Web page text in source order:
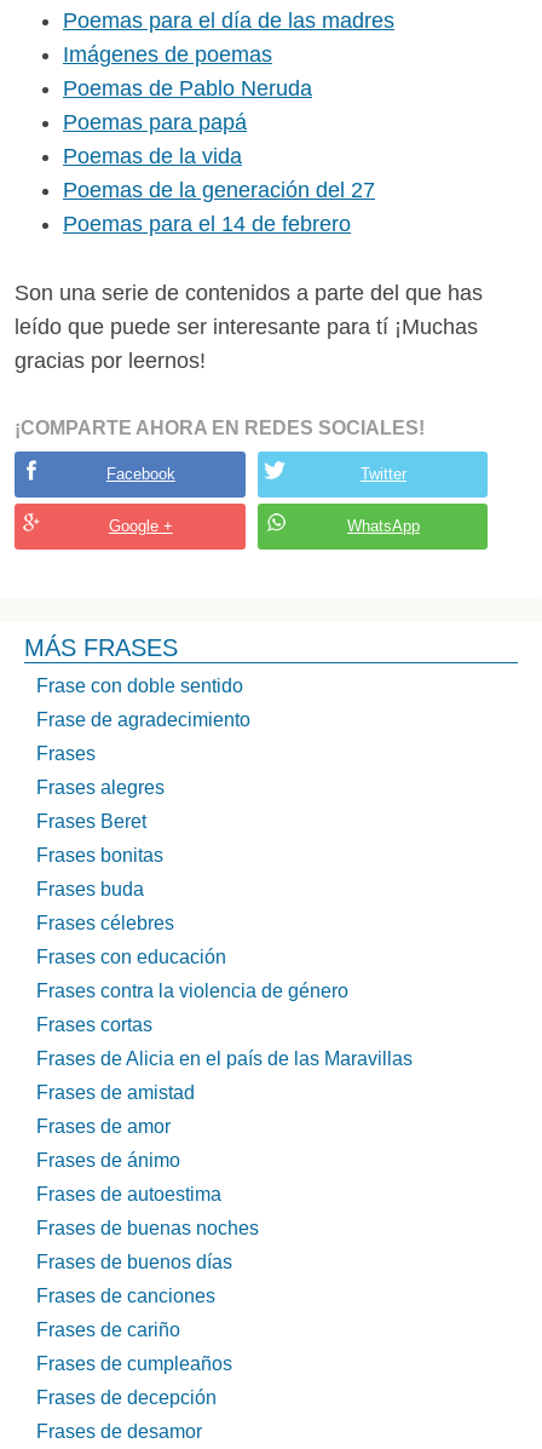
Poemas para el día de las madres
Imágenes de poemas
Poemas de Pablo Neruda
Poemas para papá
Poemas de la vida
Poemas de la generación del 27
Poemas para el 14 de febrero
Son una serie de contenidos a parte del que has
leído que puede ser interesante para tí ¡Muchas
gracias por leernos!
¡COMPARTE AHORA EN REDES SOCIALES!
Facebook Twitter
Google + WhatsApp
MÁS FRASES
Frase con doble sentido
Frase de agradecimiento
Frases
Frases alegres
Frases Beret
Frases bonitas
Frases buda
Frases célebres
Frases con educación
Frases contra la violencia de género
Frases cortas
Frases de Alicia en el país de las Maravillas
Frases de amistad
Frases de amor
Frases de ánimo
Frases de autoestima
Frases de buenas noches
Frases de buenos días
Frases de canciones
Frases de cariño
Frases de cumpleaños
Frases de decepción
Frases de desamor